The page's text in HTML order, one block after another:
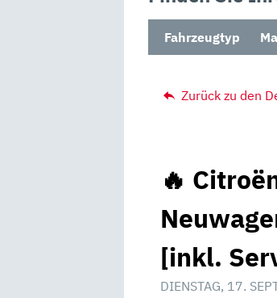
Fahrzeugtyp
Zurück zu den
🔥
[inkl.
DIENSTAG, 17.